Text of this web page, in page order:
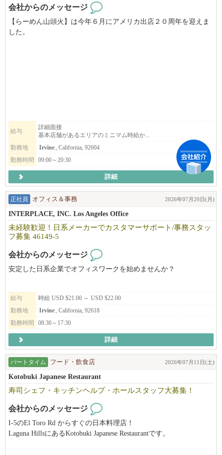
会社からのメッセージ
【らーめん山頭火】は今年６月にアメリカ出店２０周年を迎えま
した。
＜募集ポジション＞
・アシスタントマネージャー
・キッチン
・キャッシャー
・仕込み＆ディッシュウオッシャー
経験・未経験は問いません。
ーメンの作り方に興味がある」そんな方は是非ご応募ください！
＜＜応募の際のお願い＞＞
【アメリカで合法的に働く事の出来る資格の有無（グリーンカー
ド等）をお知らせください】
※ VISAサポート希望者以外
応募の際にご希望の勤務地とポジションを添えて、ご応募くださ
い。
フルタイム・パートタイム同時募集中！
※フルタイムを希望の方は飲食店経験年数（５年以上）によりVIS
日本からのやる気のある方も是非応募ください！
給与
詳細面接
基本店舗があるエリアのミニマム時給か...
勤務地
Irvine, California, 92604
勤務時間
09:00～20:30
詳細
正社員 オフィス＆事務 2026年07月20日(月)
INTERPLACE, INC. Los Angeles Office
未経験歓迎！日系メーカーでカスタマーサポート/事務スタッ
フ募集 46149-5
会社からのメッセージ
安定した日系企業でオフィスワークを始めませんか？
事です。業界経験は問いません。充実した研修がありますので、
未経験の方も安心してスタートできます。
給与
時給 USD $21.00 ～ USD $22.00
勤務地
Irvine , California, 92618
勤務時間
08:30～17:30
詳細
パートタイム フード・飲食店 2026年07月11日(土)
Kotobuki Japanese Restaurant
寿司シェフ・キッチンヘルプ・ホールスタッフ大募集！
会社からのメッセージ
I-5のEl Toro Rd からすぐの日本料理店！
Laguna HillsにあるKotobuki Japanese Restaurantです。